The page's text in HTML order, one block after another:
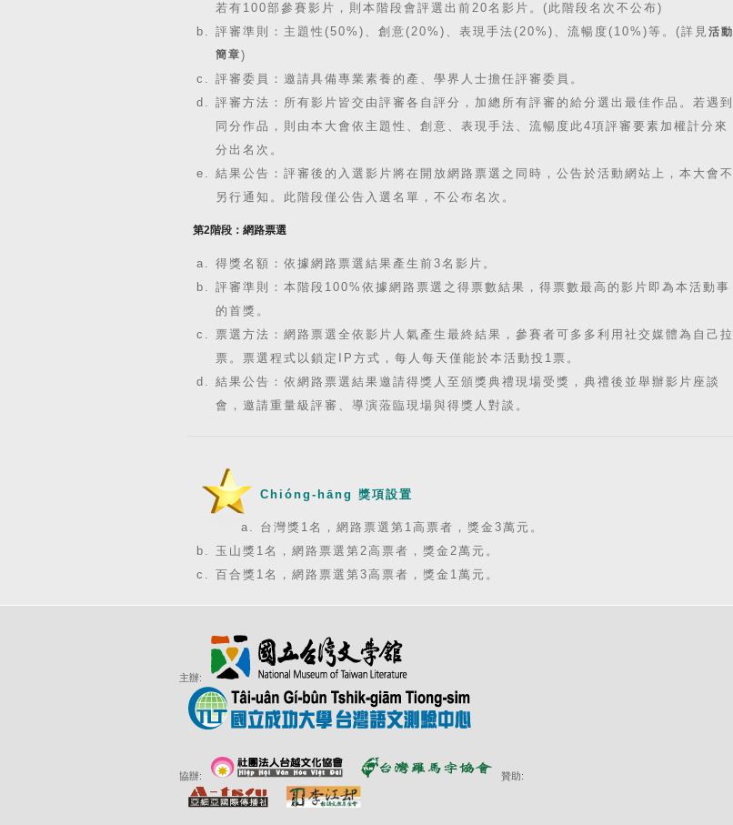
若有100部參賽影片，則本階段會評選出前20名影片。(此階段名次不公布)
評審準則：主題性(50%)、創意(20%)、表現手法(20%)、流暢度(10%)等。(詳見 活動
簡章)
評審委員：邀請具備專業素養的產、學界人士擔任評審委員。
評審方法：所有影片皆交由評審各自評分，加總所有評審的給分選出最佳作品。若遇到
同分作品，則由本大會依主題性、創意、表現手法、流暢度此4項評審要素加權計分來
分出名次。
結果公告：評審後的入選影片將在開放網路票選之同時，公告於活動網站上，本大會不
另行通知。此階段僅公告入選名單，不公布名次。
第2階段：網路票選
得獎名額：依據網路票選結果產生前3名影片。
評審準則：本階段100%依據網路票選之得票數結果，得票數最高的影片即為本活動事
的首獎。
票選方法：網路票選全依影片人氣產生最終結果，參賽者可多多利用社交媒體為自己拉
票。票選程式以鎖定IP方式，每人每天僅能於本活動投1票。
結果公告：依網路票選結果邀請得獎人至頒獎典禮現場受獎，典禮後並舉辦影片座談
會，邀請重量級評審、導演蒞臨現場與得獎人對談。
Chióng-hāng 獎項設置
台灣獎1名，網路票選第1高票者，獎金3萬元。
玉山獎1名，網路票選第2高票者，獎金2萬元。
百合獎1名，網路票選第3高票者，獎金1萬元。
主辦:
協辦: 贊助: